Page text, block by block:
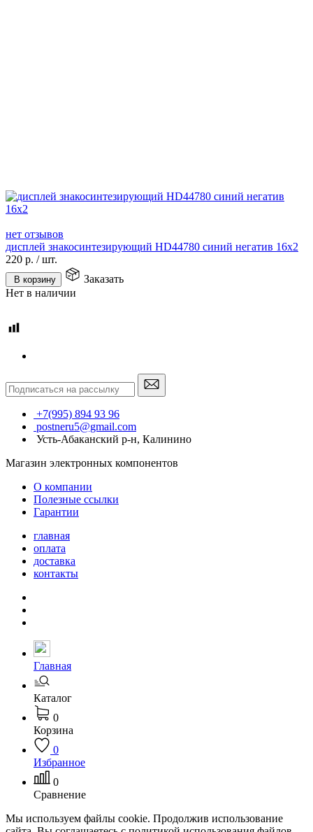
нет отзывов
дисплей знакосинтезирующий HD44780 синий негатив 16x2
220 р. /шт.
В корзину
Заказать
Нет в наличии
+7(995) 894 93 96
postneru5@gmail.com
Усть-Абаканский р-н, Калинино
Магазин электронных компонентов
О компании
Полезные ссылки
Гарантии
главная
оплата
доставка
контакты
Главная
Каталог
0
Корзина
0
Избранное
0
Сравнение
Мы используем файлы cookie. Продолжив использование